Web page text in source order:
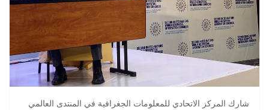
شارك المركز الاتحادي للمعلومات الجغرافية في المنتدى العالمي